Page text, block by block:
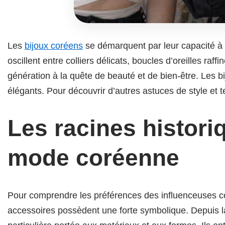
Les bijoux coréens se démarquent par leur capacité
oscillent entre colliers délicats, boucles d’oreilles
génération à la quête de beauté et de bien-être. Les
élégants. Pour découvrir d’autres astuces de style
Les racines
mode coréenne
Pour comprendre les préférences des influenceuses
accessoires possèdent une forte symbolique. Depuis